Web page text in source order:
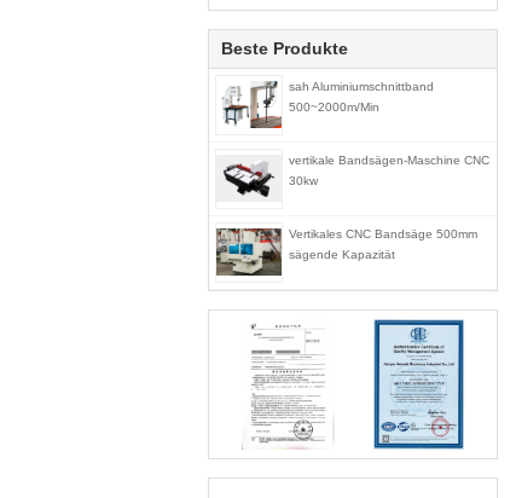
Beste Produkte
sah Aluminiumschnittband
500~2000m/Min
vertikale Bandsägen-Maschine CNC
30kw
Vertikales CNC Bandsäge 500mm
sägende Kapazität